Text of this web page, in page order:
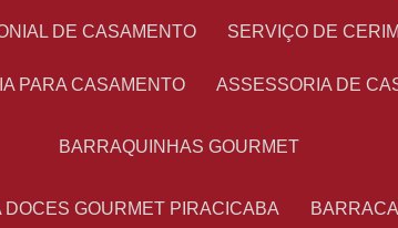
DE CASAMENTO SERVIÇO DE
PARA CASAMENTO ASSESSORIA DE
BARRAQUINHAS GOURMET
DOCES GOURMET PIRACICABA